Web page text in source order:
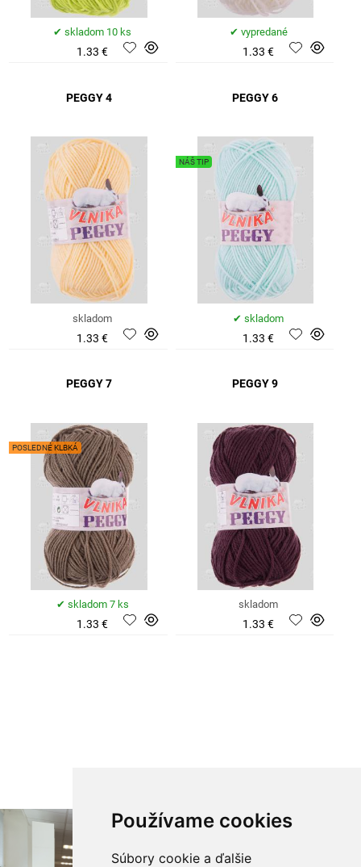
Používame cookies
Súbory cookie a ďalšie
skladom 10 ks
1.33 €
vypredané
1.33 €
PEGGY 4
skladom
1.33 €
PEGGY 6
NÁŠ TIP
skladom
1.33 €
PEGGY 7
POSLEDNÉ KLBKÁ
skladom 7 ks
1.33 €
PEGGY 9
skladom
1.33 €